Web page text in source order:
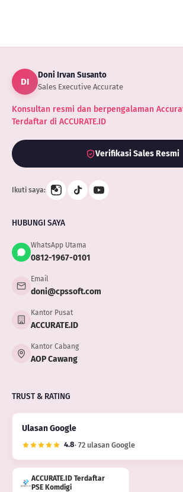
DI
Doni Irvan Susanto
Sales Executive Accurate
Konsultan resmi dan berpengalaman
Terdaftar di ACCURATE.ID
Verifikasi Sales Resmi
Ikuti saya:
HUBUNGI SAYA
WhatsApp Utama
0812-1967-0101
Email
doni@cpssoft.com
Kantor Pusat
ACCURATE.ID
Kantor Cabang
AOP Cawang
TRUST & RATING
Ulasan Google
4.8· 72 ulasan Google
ACCURATE.ID Terdaftar
PSE Komdigi